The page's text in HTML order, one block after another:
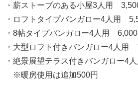
・薪ストーブのある小屋3人用
・ロフトタイプバンガロー4人用
・8帖タイプバンガロー4人用 6,000
・大型ロフト付きバンガロー4人用
・絶景展望テラス付きバンガロー4
※暖房使用は追加500円